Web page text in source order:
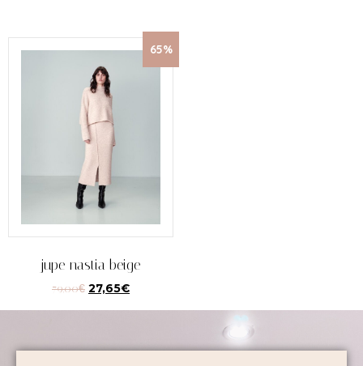
65%
jupe nastia beige
79,00€ 27,65€